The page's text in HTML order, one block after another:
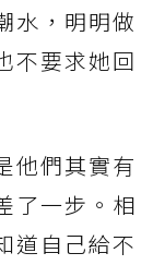
水，明明做
不要求她回
他們其實有
了一步。相
道自己給不